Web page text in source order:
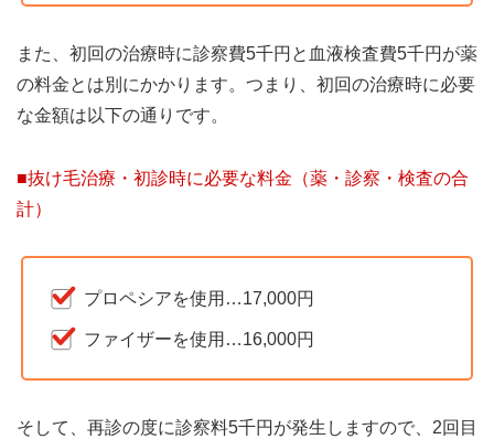
また、初回の治療時に診察費5千円と血液検査費5千円が薬
の料金とは別にかかります。つまり、初回の治療時に必要
な金額は以下の通りです。
■抜け毛治療・初診時に必要な料金（薬・診察・検査の合
計）
プロペシアを使用…17,000円
ファイザーを使用…16,000円
そして、再診の度に診察料5千円が発生しますので、2回目